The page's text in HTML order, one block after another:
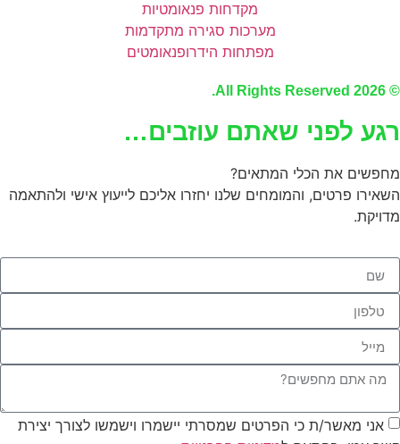
מקדחות פנאומטיות
מערכות סגירה מתקדמות
מפתחות הידרופנאומטים
© 2026 All Rights Reserved.
רגע לפני שאתם עוזבים…
מחפשים את הכלי המתאים?
השאירו פרטים, והמומחים שלנו יחזרו אליכם לייעוץ אישי ולהתאמה
מדויקת.
אני מאשר/ת כי הפרטים שמסרתי יישמרו וישמשו לצורך יצירת